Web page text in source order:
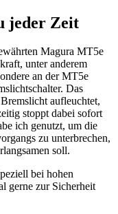
jeder Zeit
Magura MT5e
unter anderem
an der MT5e
Das
aufleuchtet,
stoppt dabei sofort
ich genutzt, um die
zu unterbrechen,
soll.
bei hohen
gerne zur Sicherheit